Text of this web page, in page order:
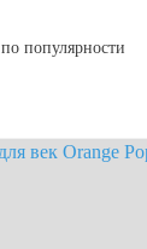
по популярности